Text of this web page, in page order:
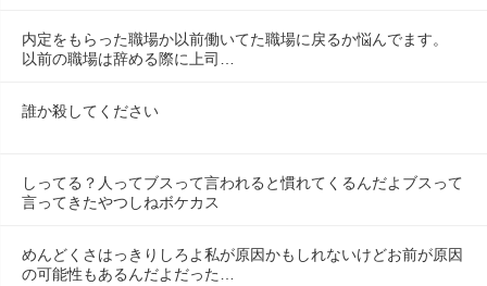
内定をもらった職場か以前働いてた職場に戻るか悩んでます。
以前の職場は辞める際に上司…
誰か殺してください
しってる？人ってブスって言われると慣れてくるんだよブスって
言ってきたやつしねボケカス
めんどくさはっきりしろよ私が原因かもしれないけどお前が原因
の可能性もあるんだよだった…